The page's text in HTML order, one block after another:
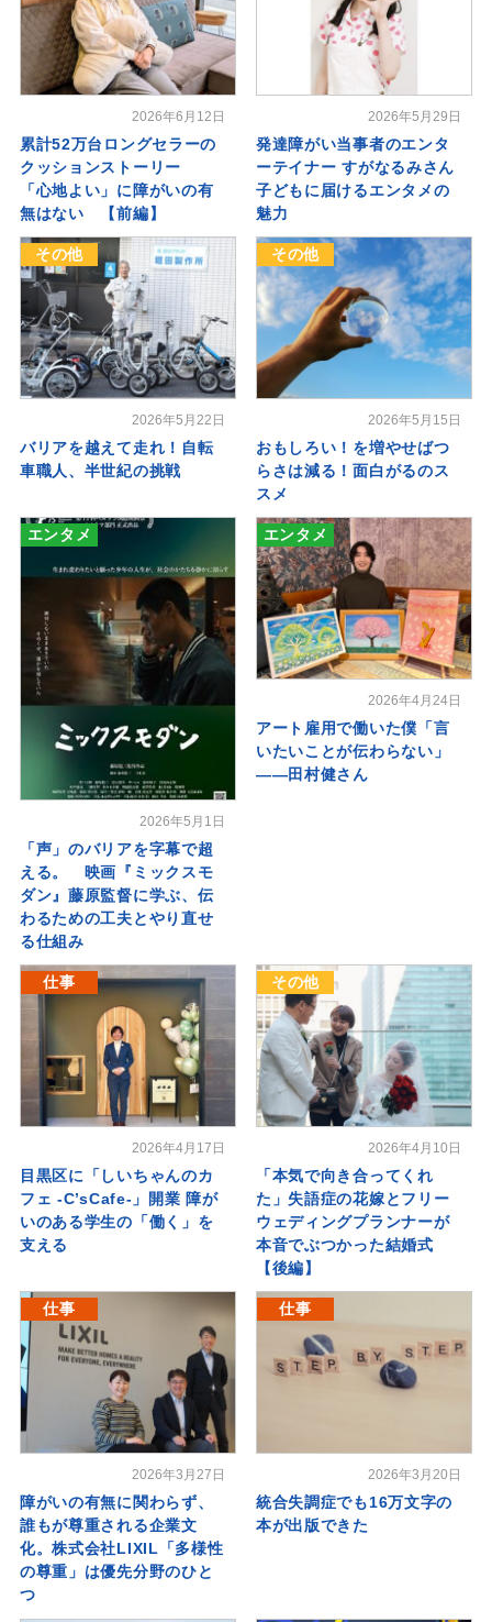
2026年6月12日
累計52万台ロングセラーの
クッションストーリー
「心地よい」に障がいの有
無はない 【前編】
2026年5月29日
発達障がい当事者のエンタ
ーテイナー すがなるみさん
子どもに届けるエンタメの
魅力
その他
2026年5月22日
バリアを越えて走れ！自転
車職人、半世紀の挑戦
その他
2026年5月15日
おもしろい！を増やせばつ
らさは減る！面白がるのス
スメ
エンタメ
2026年5月1日
「声」のバリアを字幕で超
える。 映画『ミックスモ
ダン』藤原監督に学ぶ、伝
わるための工夫とやり直せ
る仕組み
エンタメ
2026年4月24日
アート雇用で働いた僕「言
いたいことが伝わらない」
――田村健さん
仕事
2026年4月17日
目黒区に「しいちゃんのカ
フェ -C’sCafe-」開業 障が
いのある学生の「働く」を
支える
その他
2026年4月10日
「本気で向き合ってくれ
た」失語症の花嫁とフリー
ウェディングプランナーが
本音でぶつかった結婚式
【後編】
仕事
2026年3月27日
障がいの有無に関わらず、
誰もが尊重される企業文
化。株式会社LIXIL「多様性
の尊重」は優先分野のひと
つ
仕事
2026年3月20日
統合失調症でも16万文字の
本が出版できた